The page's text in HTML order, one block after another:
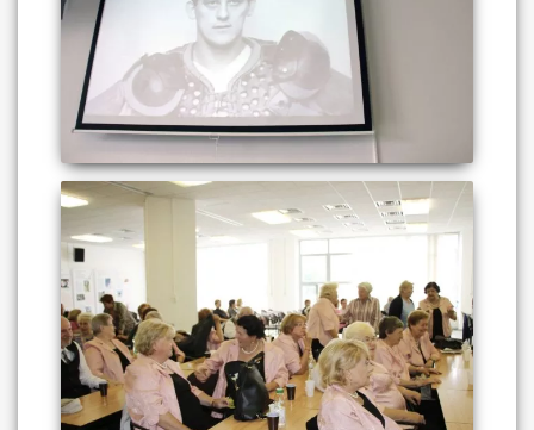
expert´s opinions and
expertise in the valuation of
assets of a company.
More
Previous Next